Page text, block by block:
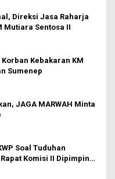
Direksi Jasa Raharja
Mutiara Sentosa II
Kebakaran KM
Sumenep
JAGA MARWAH Minta
Soal Tuduhan
Komisi II Dipimpin